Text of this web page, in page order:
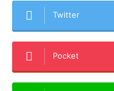
Twitter
Pocket